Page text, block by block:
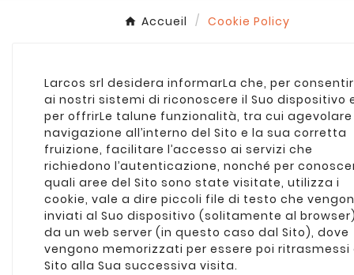
Accueil Cookie Policy
Larcos srl desidera informarLa che, per
ai nostri sistemi di riconoscere il Suo dispositivo
per offrirLe talune funzionalità, tra cui
navigazione all’interno del Sito e la sua corretta
fruizione, facilitare l’accesso ai servizi che
richiedono l’autenticazione, nonché per
quali aree del Sito sono state visitate, utilizza i
cookie, vale a dire piccoli file di testo che
inviati al Suo dispositivo (solitamente al
da un web server (in questo caso dal Sito), dove
vengono memorizzati per essere poi ritrasmessi
Sito alla Sua successiva visita.